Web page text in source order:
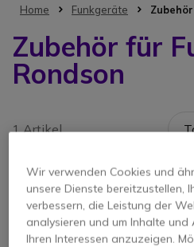
Home Funkgeräte
Zubehör für
Rondson
1 Artikel
Onedirect empfiehlt
Wir verwenden Cookies und
unsere Dienste bereitzustellen,
verbessern, die Leistung der
analysieren und um Inhalte
Ihren Interessen anzuzeigen.